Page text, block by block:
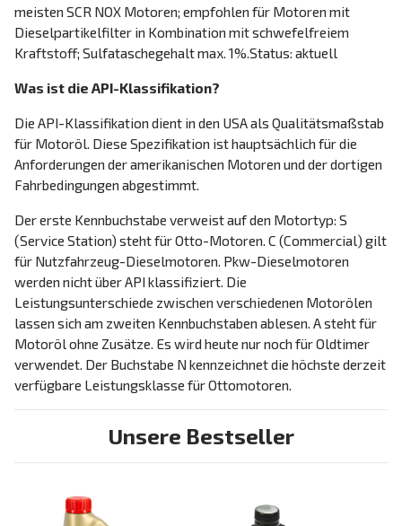
meisten SCR NOX Motoren; empfohlen für Motoren mit
Dieselpartikelfilter in Kombination mit schwefelfreiem
Kraftstoff; Sulfataschegehalt max. 1%.Status: aktuell
Was ist die API-Klassifikation?
Die API-Klassifikation dient in den USA als Qualitätsmaßstab
für Motoröl. Diese Spezifikation ist hauptsächlich für die
Anforderungen der amerikanischen Motoren und der dortigen
Fahrbedingungen abgestimmt.
Der erste Kennbuchstabe verweist auf den Motortyp: S
(Service Station) steht für Otto-Motoren. C (Commercial) gilt
für Nutzfahrzeug-Dieselmotoren. Pkw-Dieselmotoren
werden nicht über API klassifiziert. Die
Leistungsunterschiede zwischen verschiedenen Motorölen
lassen sich am zweiten Kennbuchstaben ablesen. A steht für
Motoröl ohne Zusätze. Es wird heute nur noch für Oldtimer
verwendet. Der Buchstabe N kennzeichnet die höchste derzeit
verfügbare Leistungsklasse für Ottomotoren.
Unsere Bestseller